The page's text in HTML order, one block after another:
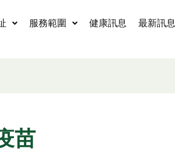
服務範圍 健康訊息 最新訊息
苗